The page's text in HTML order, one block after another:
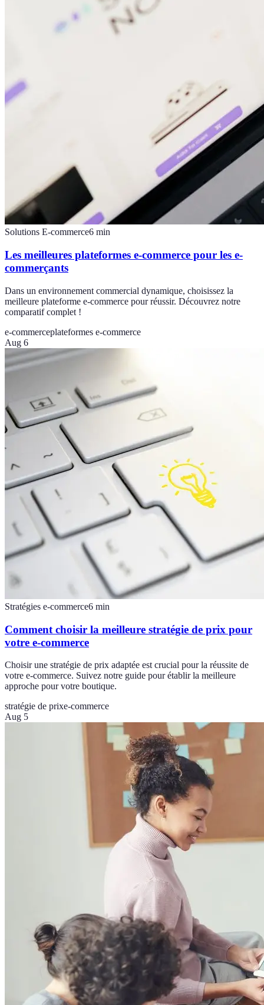
Solutions E-commerce6 min
Les meilleures plateformes e-commerce pour les e-
commerçants
Dans un environnement commercial dynamique, choisissez la
meilleure plateforme e-commerce pour réussir. Découvrez notre
comparatif complet !
e-commerceplateformes e-commerce
Aug 6
Stratégies e-commerce6 min
Comment choisir la meilleure stratégie de prix pour
votre e-commerce
Choisir une stratégie de prix adaptée est crucial pour la réussite de
votre e-commerce. Suivez notre guide pour établir la meilleure
approche pour votre boutique.
stratégie de prixe-commerce
Aug 5